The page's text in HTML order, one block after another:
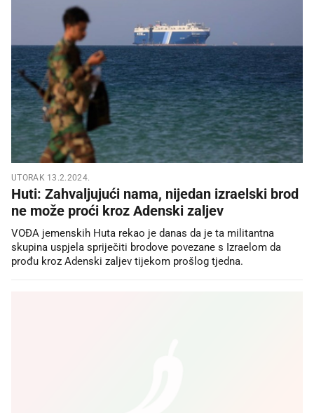
UTORAK 13.2.2024.
Huti: Zahvaljujući nama, nijedan izraelski brod
ne može proći kroz Adenski zaljev
VOĐA jemenskih Huta rekao je danas da je ta militantna
skupina uspjela spriječiti brodove povezane s Izraelom da
prođu kroz Adenski zaljev tijekom prošlog tjedna.